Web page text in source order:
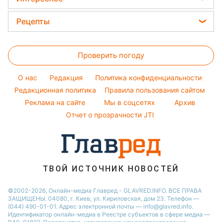
Новости Запорожья
Новости Житомира
Новости Одессы
Новости моды
Советы от Андре Тана
Окрашивание волос
Елена Зеленская
Ани Лорак
Кейт Миддлтон
Максим Галкин
Настя Каменских
Виталий Козловский
София Ротару
Ольга Сумская
Головоломки
Тесты по картинке
Оптические иллюзии
Народные приметы
Все о шоу-бизнесе
Рецепты
Простые блюда
Легкие десерты
Напитки
Праздничное меню
Проверить погоду
O нас Редакция
Политика конфиденциальности
Редакционная политика
Правила пользования сайтом
Реклама на сайте
Мы в соцсетях
Архив
Отчет о прозрачности JTI
ТВОЙ ИСТОЧНИК НОВОСТЕЙ
©2002-2026, Онлайн-медиа Главред - GLAVRED.INFO. ВСЕ ПРАВА
ЗАЩИЩЕНЫ. 04080, г. Киев, ул. Кириловская, дом 23. Телефон —
(044) 490-01-01. Адрес электронной почты — info@glavred.info.
Идентификатор онлайн-медиа в Реестре cубъектов в сфере медиа —